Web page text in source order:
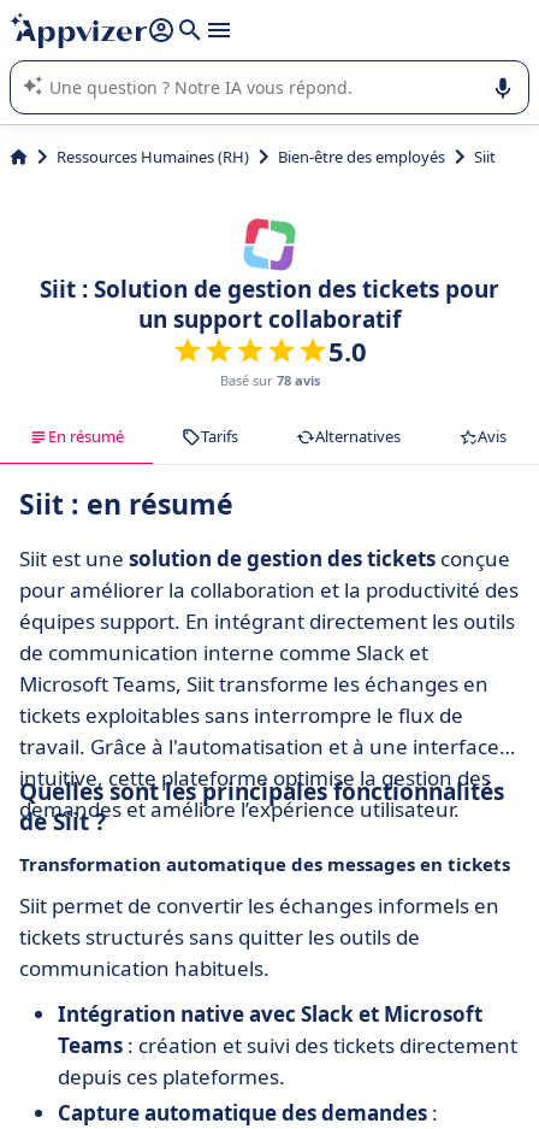
répondre (plusieurs lignes avec
L'IA de Appvizer vous guide dans l'utilisation ou la sélection de
logiciel SaaS en entreprise.
Ressources Humaines (RH) Bien-être des employés Siit
Siit : Solution de gestion des tickets pour
un support collaboratif
5.0
Basé sur 78 avis
En résumé Tarifs Alternatives Avis
Siit : en résumé
Siit est une solution de gestion des tickets conçue
pour améliorer la collaboration et la productivité des
équipes support. En intégrant directement les outils
de communication interne comme Slack et
Microsoft Teams, Siit transforme les échanges en
tickets exploitables sans interrompre le flux de
travail. Grâce à l'automatisation et à une interface
intuitive, cette plateforme optimise la gestion des
demandes et améliore l’expérience utilisateur.
Quelles sont les principales fonctionnalités
de Siit ?
Transformation automatique des messages en tickets
Siit permet de convertir les échanges informels en
tickets structurés sans quitter les outils de
communication habituels.
Intégration native avec Slack et Microsoft
Teams : création et suivi des tickets directement
depuis ces plateformes.
Capture automatique des demandes :